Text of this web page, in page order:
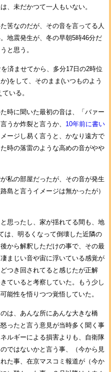
、未だかつて一人もいない。
筈なのだが、その音を言ってる人
地震発生が、冬の早朝5時46分だ
と思う。
済ませてから、多分17日の2時位
)をして、そのまま(いつものよう
いる。
時に聞いた最初の音は、「バァー
うか炸裂と言うか、 10年前に書い
ージし易く言うと、かなり遠方で
時の落雷のような高めの音がやや
私の部屋だったが、その音が発生
島と言うイメージは無かったが）
思ったし、家が揺れてる間も、地
は、明るくなって倒壊した近隣の
から解釈しただけの事で、その最
まじい音や宙に浮いている感覚が
つき回されてると感じたが正解
ていると考察していた。もう少し
能性を悟りつつ覚悟していた。
は、あんな所にあんな大きな橋
ったと言う意見が当時多く聞く事
ルギーによる損害よりも、自衛隊
ではないかと言う事、（今から見
た事、在京マスコミ報道が（今か